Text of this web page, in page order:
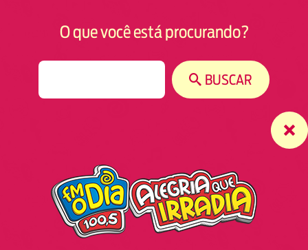
O que você está procurando?
BUSCAR